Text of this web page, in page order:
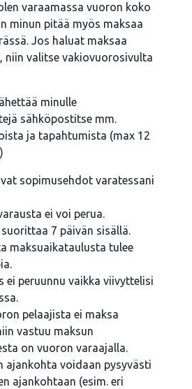
varaamassa vuoron koko
minun pitää myös maksaa
Jos haluat maksaa
niin valitse vakiovuorosivulta
minulle
sähköpostitse mm.
ja tapahtumista (max 12
sopimusehdot varatessani
ei voi perua.
7 päivän sisällä.
maksuaikataulusta tulee
ei peruunnu vaikka viivyttelisi
pelaajista ei maksa
vastuu maksun
on vuoron varaajalla.
ajankohta voidaan pysyvästi
ajankohtaan (esim. eri